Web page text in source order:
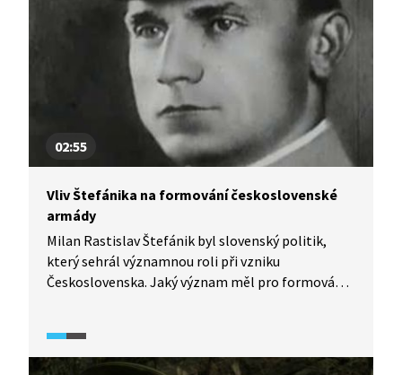
02:55
Vliv Štefánika na formování československé
armády
Milan Rastislav Štefánik byl slovenský politik,
který sehrál významnou roli při vzniku
Československa. Jaký význam měl pro formování
napomáhaly k úspěchu? Nejen o tom, ale i o jeho
pohnutém konci se více dozvíme v pořadu